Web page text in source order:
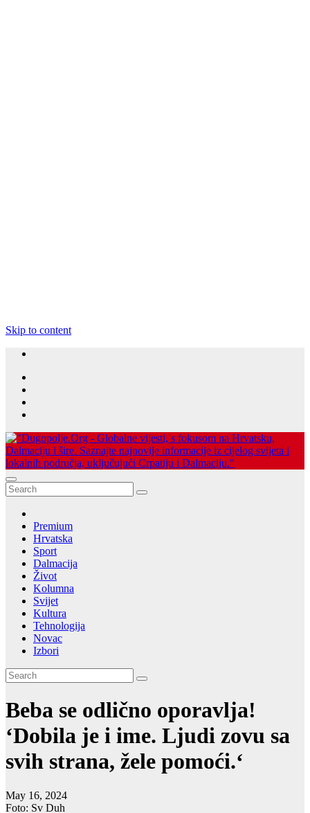
Skip to content
Dugopolje Portal
Najnovije vijesti Hrvatske, Dalmacije i Svijeta
Premium
Hrvatska
Sport
Dalmacija
Život
Kolumna
Svijet
Kultura
Tehnologija
Novac
Izbori
Beba se odlično oporavlja!
‘Dobila je i ime. Ljudi zovu sa
svih strana, žele pomoći.‘
May 16, 2024
Foto: Sv Duh